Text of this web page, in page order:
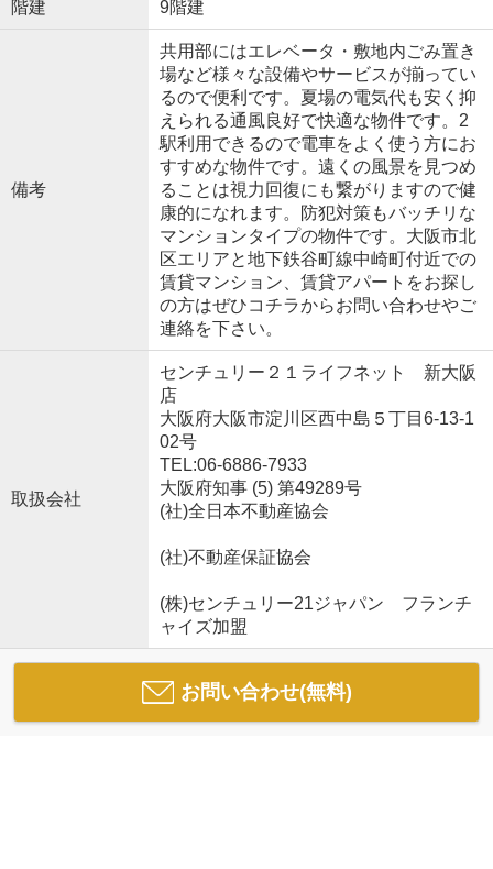
階建 9階建
備考
共用部にはエレベータ・敷地内ごみ置き
場など様々な設備やサービスが揃ってい
るので便利です。夏場の電気代も安く抑
えられる通風良好で快適な物件です。2
駅利用できるので電車をよく使う方にお
すすめな物件です。遠くの風景を見つめ
ることは視力回復にも繋がりますので健
康的になれます。防犯対策もバッチリな
マンションタイプの物件です。大阪市北
区エリアと地下鉄谷町線中崎町付近での
賃貸マンション、賃貸アパートをお探し
の方はぜひコチラからお問い合わせやご
連絡を下さい。
取扱会社
センチュリー２１ライフネット 新大阪
店
大阪府大阪市淀川区西中島５丁目6-13-1
02号
TEL:06-6886-7933
大阪府知事 (5) 第49289号
(社)全日本不動産協会
(社)不動産保証協会
(株)センチュリー21ジャパン フランチ
ャイズ加盟
お問い合わせ(無料)